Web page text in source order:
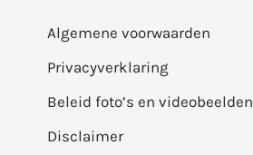
Algemene voorwaarden
Privacyverklaring
Beleid foto’s en videobeelden
Disclaimer